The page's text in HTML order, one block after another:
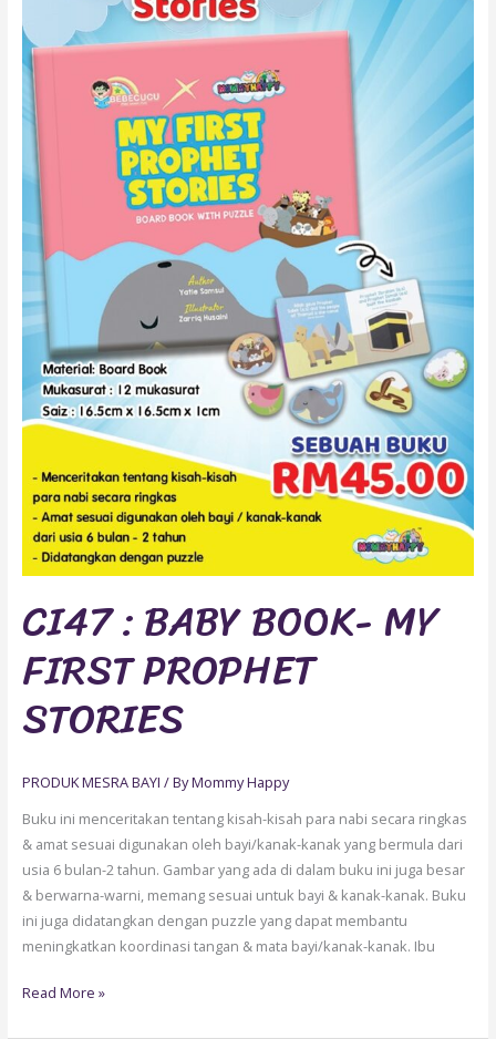
CI47 : BABY BOOK- MY
FIRST PROPHET
STORIES
PRODUK MESRA BAYI / ByMommy Happy
Buku ini menceritakan tentang kisah-kisah para nabi secara ringkas
& amat sesuai digunakan oleh bayi/kanak-kanak yang bermula dari
usia 6 bulan-2 tahun. Gambar yang ada di dalam buku ini juga besar
& berwarna-warni, memang sesuai untuk bayi & kanak-kanak. Buku
ini juga didatangkan dengan puzzle yang dapat membantu
meningkatkan koordinasi tangan & mata bayi/kanak-kanak. Ibu
MY
FIRST
PROPHET
STORIES
Read More »